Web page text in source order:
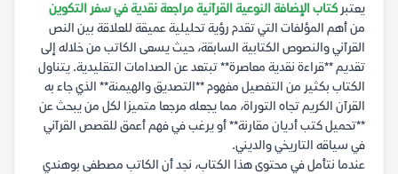
يعتبركتاب الإضافة النوعية القرآنية مراجعة نقدية في سفر التكوين
من أهم المؤلفات التي تقدم رؤية تحليلية عميقة للعلاقة بين النص
القرآني والنصوص الكتابية السابقة، حيث يسعى الكاتب من خلاله إلى
تقديم **قراءة نقدية معاصرة** تبتعد عن الصدامات التقليدية. يتناول
الكتاب بكثير من التفصيل مفهوم **التصديق والهيمنة** الذي جاء به
القرآن الكريم تجاه التوراة، مما يجعله مرجعا متميزا لكل من يبحث عن
**تحميل كتب أديان مقارنة** أو يرغب في فهم أعمق للقصص القرآني
في سياقه التاريخي والديني.
عندما نتأمل في محتوى هذا الكتاب، نجد أن الكاتب مصطفى بوهندي